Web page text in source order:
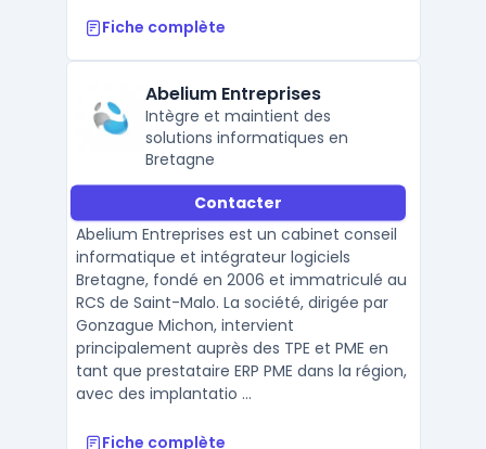
Fiche complète
Abelium Entreprises
Intègre et maintient des
solutions informatiques en
Bretagne
Contacter
Abelium Entreprises est un cabinet conseil
informatique et intégrateur logiciels
Bretagne, fondé en 2006 et immatriculé au
RCS de Saint-Malo. La société, dirigée par
Gonzague Michon, intervient
principalement auprès des TPE et PME en
tant que prestataire ERP PME dans la région,
avec des implantatio ...
Fiche complète